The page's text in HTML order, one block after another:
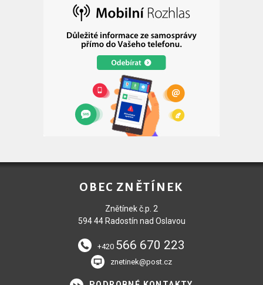
OBEC ZNĚTÍNEK
Znětínek č.p. 2
594 44 Radostín nad Oslavou
+420 566 670 223
znetinek@post.cz